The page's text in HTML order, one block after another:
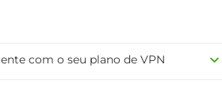
com o seu plano de VPN